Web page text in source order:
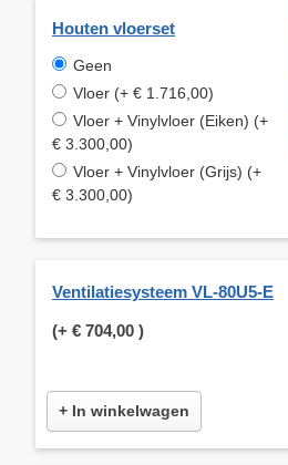
Houten vloerset
Geen
Vloer (+ € 1.716,00)
Vloer + Vinylvloer (Eiken) (+
€ 3.300,00)
Vloer + Vinylvloer (Grijs) (+
€ 3.300,00)
Ventilatiesysteem VL-80U5-E
(+ € 704,00 )
+ In winkelwagen